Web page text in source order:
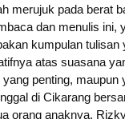
merujuk pada berat
dan menulis ini,
kumpulan tulisan
atas suasana
penting, maupun
di Cikarang
orang anaknya,